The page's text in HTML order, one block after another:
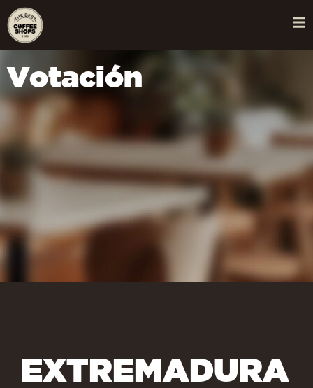
Votación
EXTREMADURA